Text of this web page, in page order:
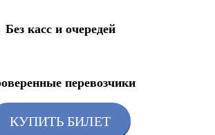
Без касс и очередей
перевозчики
КУПИТЬ БИЛЕТ